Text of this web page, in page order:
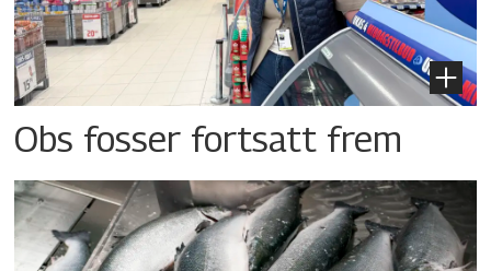
Obs fosser fortsatt frem